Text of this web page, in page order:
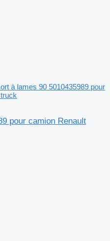
à lames 90 5010435989 pour
pour camion Renault